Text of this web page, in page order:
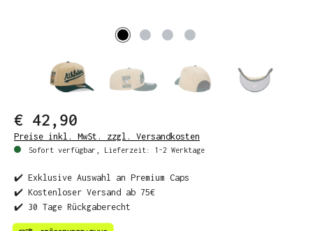
€ 42,90
Preise inkl. MwSt. zzgl. Versandkosten
Sofort verfügbar, Lieferzeit: 1-2 Werktage
✔️ Exklusive Auswahl an Premium Caps
✔️ Kostenloser Versand ab 75€
✔️ 30 Tage Rückgaberecht